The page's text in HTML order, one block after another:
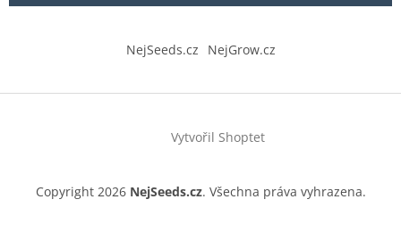
NejSeeds.cz NejGrow.cz
Vytvořil Shoptet
Copyright 2026 NejSeeds.cz. Všechna práva vyhrazena.